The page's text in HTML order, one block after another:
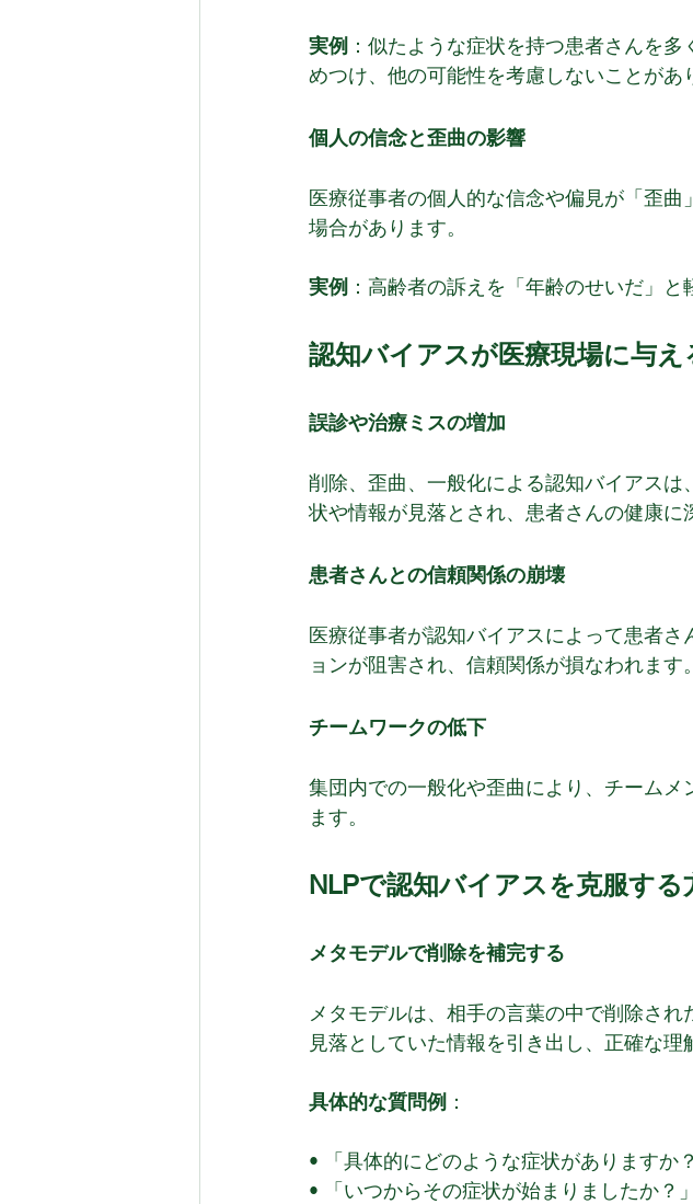
実例 ：似たような症状を持つ患者さんを
めつけ、他の可能性を考慮しないことがあ
個人の信念と歪曲の影響
医療従事者の個人的な信念や偏見が「歪
場合があります。
実例 ：高齢者の訴えを「年齢のせいだ」
認知バイアスが医療現場に与え
誤診や治療ミスの増加
削除、歪曲、一般化による認知バイアス
状や情報が見落とされ、患者さんの健康に
患者さんとの信頼関係の崩壊
医療従事者が認知バイアスによって患者
ョンが阻害され、信頼関係が損なわれます。
チームワークの低下
集団内での一般化や歪曲により、チーム
ます。
NLPで認知バイアスを克服する
メタモデルで削除を補完する
メタモデルは、相手の言葉の中で削除され
見落としていた情報を引き出し、正確な理
具体的な質問例 ：
• 「具体的にどのような症状がありますか？
• 「いつからその症状が始まりましたか？」